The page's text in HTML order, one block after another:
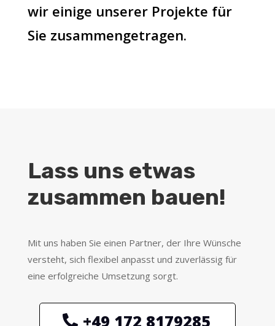
wir einige unserer Projekte für
Sie zusammengetragen.
Lass uns etwas
zusammen bauen!
Mit uns haben Sie einen Partner, der Ihre Wünsche
versteht, sich flexibel anpasst und zuverlässig für
eine erfolgreiche Umsetzung sorgt.
+49 172 8179285